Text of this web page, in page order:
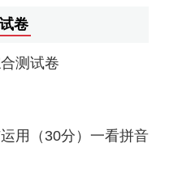
卷
测试卷
用（30分）一看拼音